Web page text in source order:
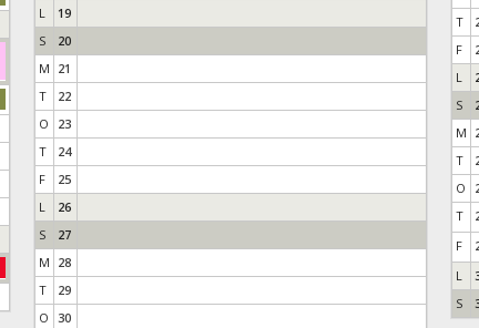
L
19
S
20
M 21
T
22
O
23
T
24
F
25
L
26
S
27
M 28
T
29
O 30
T
F
L
S
M
T
O
T
F
L
S